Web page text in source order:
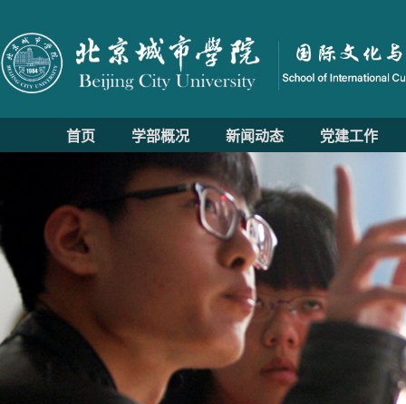
首页 学部概况 新闻动态 党建工作